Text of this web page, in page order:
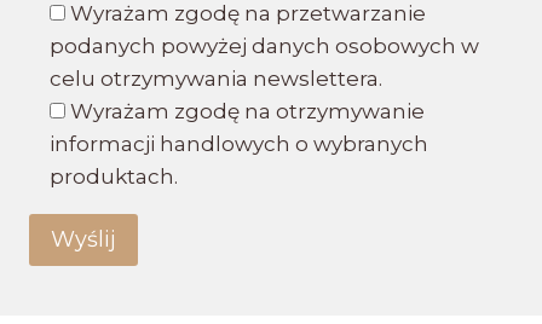
Wyrażam zgodę na przetwarzanie
podanych powyżej danych osobowych w
celu otrzymywania newslettera.
Wyrażam zgodę na otrzymywanie
informacji handlowych o wybranych
produktach.